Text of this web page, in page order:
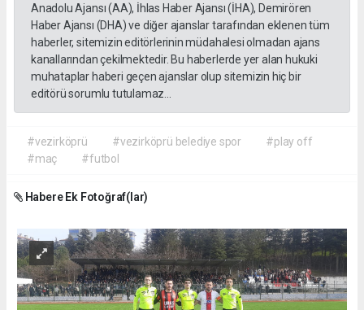
Anadolu Ajansı (AA), İhlas Haber Ajansı (İHA), Demirören
Haber Ajansı (DHA) ve diğer ajanslar tarafından eklenen tüm
haberler, sitemizin editörlerinin müdahalesi olmadan ajans
kanallarından çekilmektedir. Bu haberlerde yer alan hukuki
muhataplar haberi geçen ajanslar olup sitemizin hiç bir
editörü sorumlu tutulamaz...
#vezirköprü #vezirköprü belediye spor
#play off
#maç
#futbol
Habere Ek Fotoğraf(lar)